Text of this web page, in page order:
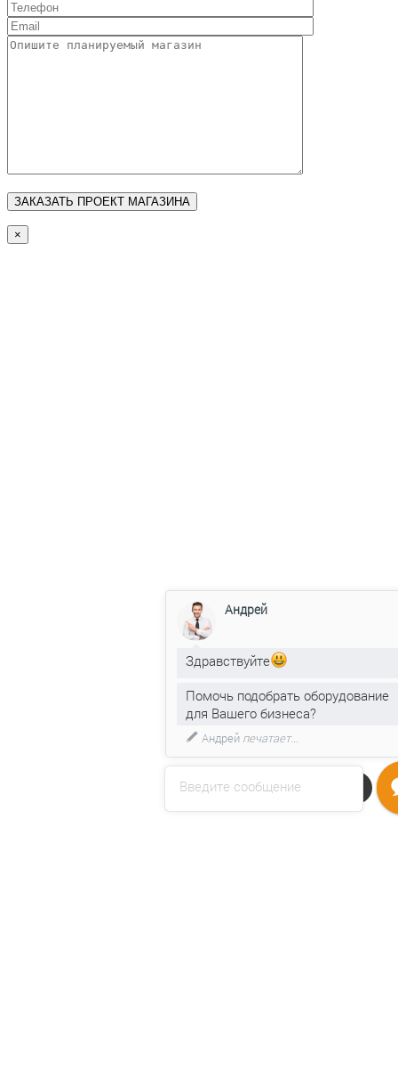
×
Напишите нам
Введите сообщение
Андрей
Здравствуйте
Помочь подобрать оборудование
для Вашего бизнеса?
Андрейпечатает...